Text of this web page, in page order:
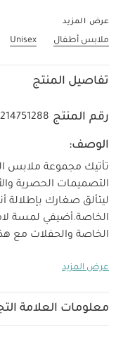
عرض المزيد
ملابس أطفال Unisex
تفاصيل المنتج
رقم المنتج 214751288
الوصف:
تأتيك مجموعة ملابس
التصميمات الحصرية
ليتألق صغارك بإطلالة
الخاصة.أضيفي لمسة
الخاصة والحفلات مع
كبس بين الساقين وفي
ياقة كشكش رقيقة
عرض المزيد
معلومات العلامة